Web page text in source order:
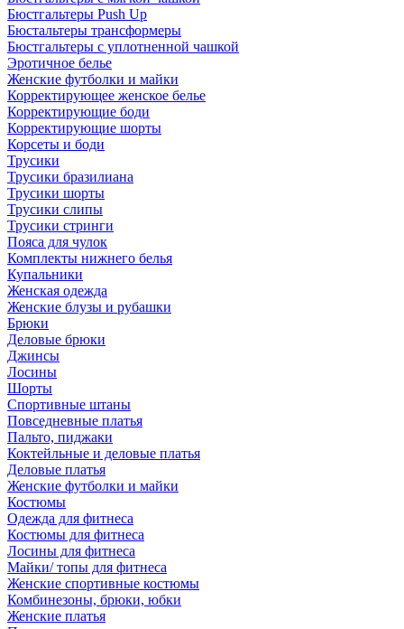
Бюстгальтеры Push Up
Бюстальтеры трансформеры
Бюстгальтеры с уплотненной чашкой
Эротичное белье
Женские футболки и майки
Корректирующее женское белье
Корректирующие боди
Корректирующие шорты
Корсеты и боди
Трусики
Трусики бразилиана
Трусики шорты
Трусики слипы
Трусики стринги
Пояса для чулок
Комплекты нижнего белья
Купальники
Женская одежда
Женские блузы и рубашки
Брюки
Деловые брюки
Джинсы
Лосины
Шорты
Спортивные штаны
Повседневные платья
Пальто, пиджаки
Коктейльные и деловые платья
Деловые платья
Женские футболки и майки
Костюмы
Одежда для фитнеса
Костюмы для фитнеса
Лосины для фитнеса
Майки/ топы для фитнеса
Женские спортивные костюмы
Комбинезоны, брюки, юбки
Женские платья